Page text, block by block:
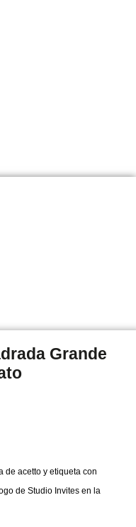
Grande
de acetto y etiqueta con
de Studio Invites en la